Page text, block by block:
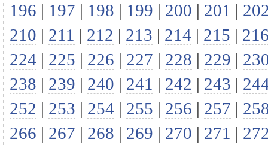
196 | 197 | 198 | 199 | 200 | 201 |
210 | 211 | 212 | 213 | 214 | 215 |
224 | 225 | 226 | 227 | 228 | 229 |
238 | 239 | 240 | 241 | 242 | 243 |
252 | 253 | 254 | 255 | 256 | 257 |
266 | 267 | 268 | 269 | 270 | 271 |